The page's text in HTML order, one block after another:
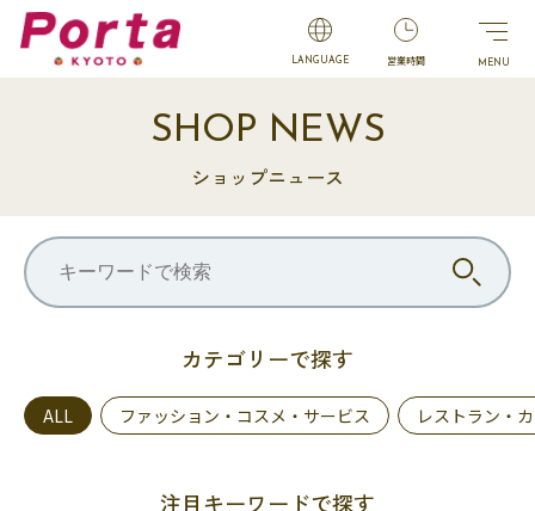
LANGUAGE 営業時間
SHOP NEWS
ショップニュース
カテゴリーで探す
ALL ファッション・コスメ・サービス レストラン・
注目キーワードで探す